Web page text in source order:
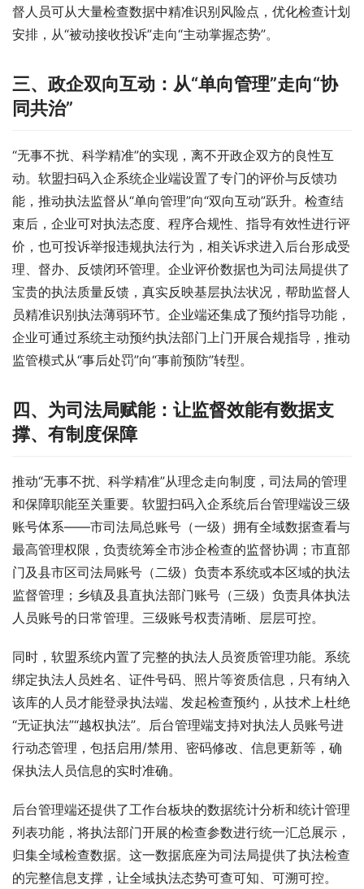
督人员可从大量检查数据中精准识别风险点，优化检查计划
安排，从“被动接收投诉”走向“主动掌握态势”。
三、政企双向互动：从“单向管理”走向“协
同共治”
“无事不扰、科学精准”的实现，离不开政企双方的良性互
动。软盟扫码入企系统企业端设置了专门的评价与反馈功
能，推动执法监督从“单向管理”向“双向互动”跃升。检查结
束后，企业可对执法态度、程序合规性、指导有效性进行评
价，也可投诉举报违规执法行为，相关诉求进入后台形成受
理、督办、反馈闭环管理。企业评价数据也为司法局提供了
宝贵的执法质量反馈，真实反映基层执法状况，帮助监督人
员精准识别执法薄弱环节。企业端还集成了预约指导功能，
企业可通过系统主动预约执法部门上门开展合规指导，推动
监管模式从“事后处罚”向“事前预防”转型。
四、为司法局赋能：让监督效能有数据支
撑、有制度保障
推动“无事不扰、科学精准”从理念走向制度，司法局的管理
和保障职能至关重要。软盟扫码入企系统后台管理端设三级
账号体系——市司法局总账号（一级）拥有全域数据查看与
最高管理权限，负责统筹全市涉企检查的监督协调；市直部
门及县市区司法局账号（二级）负责本系统或本区域的执法
监督管理；乡镇及县直执法部门账号（三级）负责具体执法
人员账号的日常管理。三级账号权责清晰、层层可控。
同时，软盟系统内置了完整的执法人员资质管理功能。系统
绑定执法人员姓名、证件号码、照片等资质信息，只有纳入
该库的人员才能登录执法端、发起检查预约，从技术上杜绝
“无证执法”“越权执法”。后台管理端支持对执法人员账号进
行动态管理，包括启用/禁用、密码修改、信息更新等，确
保执法人员信息的实时准确。
后台管理端还提供了工作台板块的数据统计分析和统计管理
列表功能，将执法部门开展的检查参数进行统一汇总展示，
归集全域检查数据。这一数据底座为司法局提供了执法检查
的完整信息支撑，让全域执法态势可查可知、可溯可控。